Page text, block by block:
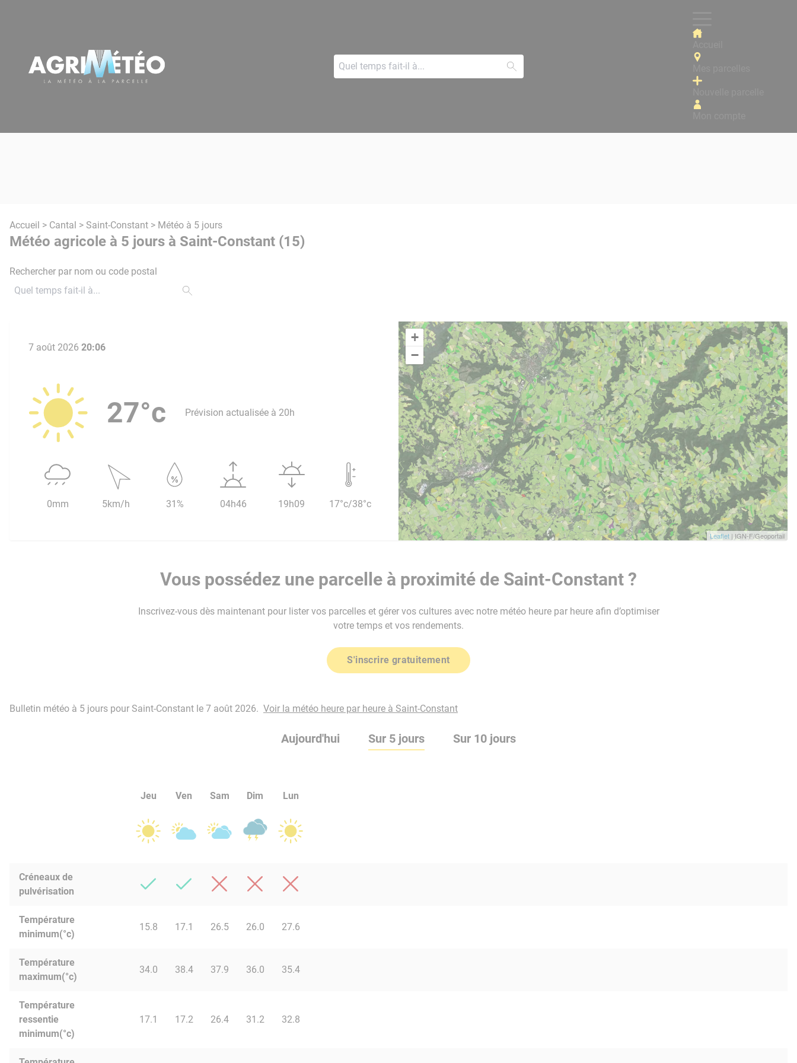
Accueil > Cantal > Saint-Constant > Météo à 5 jours
Météo agricole à 5 jours à Saint-Constant (15)
Rechercher par nom ou code postal
+
−
Leaflet | IGN-F/Geoportail
7 août 2026 20:06
27°c Prévision actualisée à 20h
0mm 5km/h 31% 04h46 19h09 17°c/38°c
Vous possédez une parcelle à proximité de Saint-Constant ?
Inscrivez-vous dès maintenant pour lister vos parcelles et gérer vos cultures avec notre météo heure par heure afin d’optimiser
votre temps et vos rendements.
S'inscrire gratuitement
Bulletin météo à 5 jours pour Saint-Constant le 7 août 2026. Voir la météo heure par heure à Saint-Constant
Aujourd'hui Sur 5 jours Sur 10 jours
Jeu Ven Sam Dim Lun
Créneaux de
pulvérisation
Température
minimum(°c)
15.8 17.1 26.5 26.0 27.6
Température
maximum(°c)
34.0 38.4 37.9 36.0 35.4
Température
ressentie
minimum(°c)
17.1 17.2 26.4 31.2 32.8